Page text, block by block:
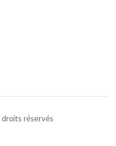
réservés